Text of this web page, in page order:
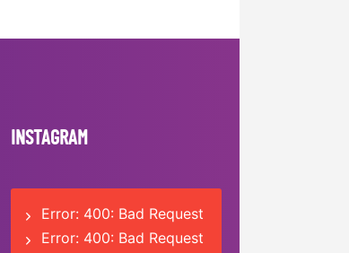
INSTAGRAM
Error: 400: Bad Request
Error: 400: Bad Request